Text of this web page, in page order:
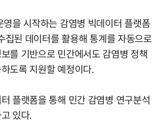
영을 시작하는 감염병 빅데이터 플랫폼
집된 데이터를 활용해 통계를 자동으로
를 기반으로 민간에서도 감염병 정책
도록 지원할 예정이다.
플랫폼을 통해 민간 감염병 연구분석
있다.